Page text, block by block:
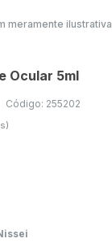
meramente ilustrativa
Ocular 5ml
Código: 255202